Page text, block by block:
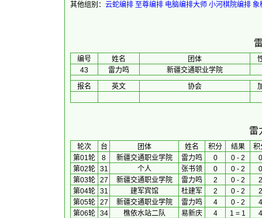
其他组别： 云蛇编排 至尊编排 电脑编排大师 小河棋院编排 象
编号 姓名 团体
43
雷力鸣
新疆交通职业学院
报名
英文 协会
雷
轮次 台 团体 姓名 积分 结果
积
第01轮
8 新疆交通职业学院 雷力鸣 0 0 - 2
0
第02轮 31 个人 张书领 0 0 - 2
0
第03轮 27 新疆交通职业学院 雷力鸣 2 0 - 2
2
第04轮 31 建军宾馆 杜建军 2 0 - 2
2
第05轮 27 新疆交通职业学院 雷力鸣 4 0 - 2
4
第06轮 34 樵依水站二队 易新庆 4 1 = 1
4